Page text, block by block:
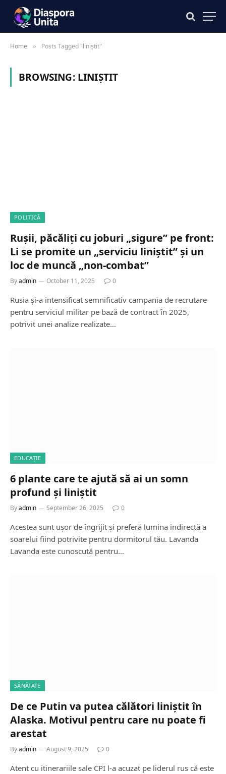
Home » Posts Tagged "liniștit"
BROWSING: LINIȘTIT
POLITICĂ
Rușii, păcăliți cu joburi „sigure” pe front:
Li se promite un „serviciu liniștit” și un
loc de muncă „non-combat”
Byadmin October 11, 2025 0
Rusia și-a intensificat semnificativ campania de recrutare
pentru serviciul militar pe bază de contract în 2025,
potrivit unei analize realizate…
EDUCAȚIE
6 plante care te ajută să ai un somn
profund și liniștit
Byadmin September 26, 2025 0
Acestea sunt ușor de îngrijit și preferă lumina indirectă a
soarelui fiind potrivite pentru dormitorul tău. Lavanda
Lavanda este cunoscută pentru…
SĂNĂTATE
De ce Putin va putea călători liniștit în
Alaska. Motivul pentru care nu poate fi
arestat
Byadmin August 9, 2025 0
Atent cu itinerariile sale CPI l-a acuzat pe liderul rus că este